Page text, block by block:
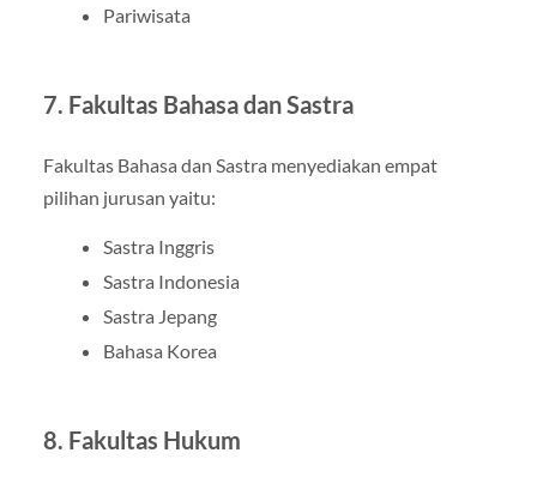
Pariwisata
7. Fakultas Bahasa dan Sastra
Fakultas Bahasa dan Sastra menyediakan empat
pilihan jurusan yaitu:
Sastra Inggris
Sastra Indonesia
Sastra Jepang
Bahasa Korea
8. Fakultas Hukum